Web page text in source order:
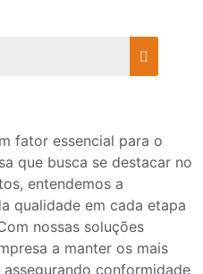
fator essencial para o
que busca se destacar no
entendemos a
qualidade em cada etapa
nossas soluções
a manter os mais
conformidade